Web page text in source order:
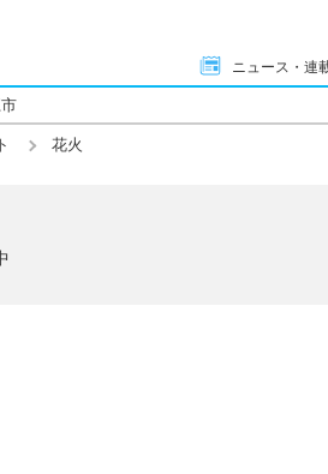
ニュース・連
花火